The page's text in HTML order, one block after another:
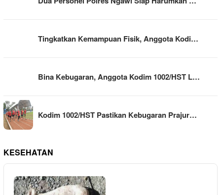
Tingkatkan Kemampuan Fisik, Anggota Kodi…
Bina Kebugaran, Anggota Kodim 1002/HST L…
Kodim 1002/HST Pastikan Kebugaran Prajur…
KESEHATAN